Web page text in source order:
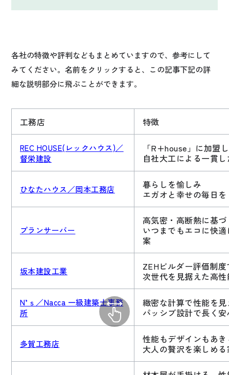
各社の特徴や評判などもまとめていますので、参考にして
みてください。名前をクリックすると、この記事下記の詳
細な説明部分に飛ぶことができます。
工務店 特徴
REC HOUSE(レックハウス)／
督栄建設
「R+house」に加盟
自社大工による一貫
ひなたハウス／岡本工務店
暮らしを愉しみ
エガオと幸せの毎日を
プランサーバー
高気密・高断熱に基
いつまでもエコに快
案
坂本建設工業
ZEHビルダー評価制
次世代を見据えた高
N’ｓ／Nacca 一級建築士事務
所
緻密な計算で性能を
パッシブ設計で長く
多賀工務店
性能もデザインもあ
大人の贅沢を楽しめ